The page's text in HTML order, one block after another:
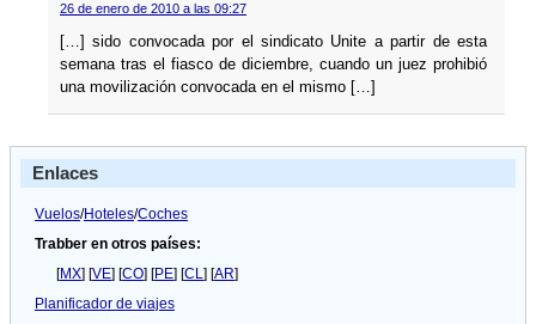
26 de enero de 2010 a las 09:27
[…] sido convocada por el sindicato Unite a partir de esta
semana tras el fiasco de diciembre, cuando un juez prohibió
una movilización convocada en el mismo […]
Enlaces
Vuelos/Hoteles/Coches
Trabber en otros países:
[MX] [VE] [CO] [PE] [CL] [AR]
Planificador de viajes